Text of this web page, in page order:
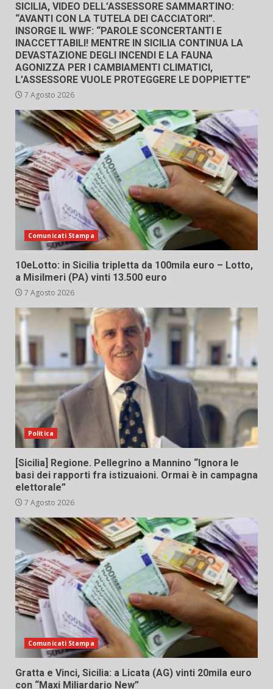
SICILIA, VIDEO DELL’ASSESSORE SAMMARTINO:
“AVANTI CON LA TUTELA DEI CACCIATORI”.
INSORGE IL WWF: “PAROLE SCONCERTANTI E
INACCETTABILI! MENTRE IN SICILIA CONTINUA LA
DEVASTAZIONE DEGLI INCENDI E LA FAUNA
AGONIZZA PER I CAMBIAMENTI CLIMATICI,
L’ASSESSORE VUOLE PROTEGGERE LE DOPPIETTE”
7 Agosto 2026
Comunicati Stampa
10eLotto: in Sicilia tripletta da 100mila euro – Lotto,
a Misilmeri (PA) vinti 13.500 euro
7 Agosto 2026
Politica
[Sicilia] Regione. Pellegrino a Mannino “Ignora le
basi dei rapporti fra istizuaioni. Ormai è in campagna
elettorale”
7 Agosto 2026
Comunicati Stampa
Gratta e Vinci, Sicilia: a Licata (AG) vinti 20mila euro
con “Maxi Miliardario New”